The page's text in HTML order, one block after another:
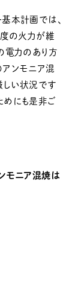
本計画では、
の火力が維
電力のあり方
ンモニア混
しい状況です
めにも是非ご
モニア混焼は